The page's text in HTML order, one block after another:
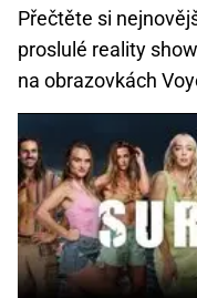
Přečtěte si
proslulé reality
na obrazovkách